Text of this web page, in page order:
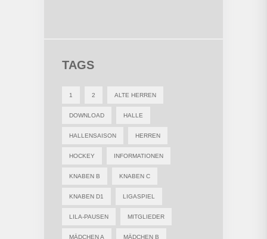
TAGS
1 2 ALTE HERREN
DOWNLOAD HALLE
HALLENSAISON HERREN
HOCKEY INFORMATIONEN
KNABEN B KNABEN C
KNABEN D1 LIGASPIEL
LILA-PAUSEN MITGLIEDER
MÄDCHEN A MÄDCHEN B